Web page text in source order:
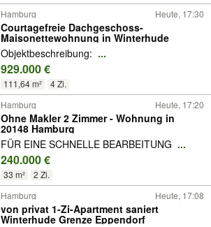
Hamburg Heute, 17:30
Courtagefreie Dachgeschoss-
Maisonettewohnung in Winterhude
Objektbeschreibung: ...
929.000 €
111,64 m²
4 Zi.
Hamburg
Heute, 17:20
Ohne Makler 2 Zimmer - Wohnung in
20148 Hamburg
FÜR EINE SCHNELLE BEARBEITUNG ...
240.000 €
33 m² 2 Zi.
Hamburg Heute, 17:08
von privat 1-Zi-Apartment saniert
Winterhude Grenze Eppendorf